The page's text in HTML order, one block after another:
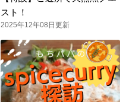
スト！
2025年12年08日更新